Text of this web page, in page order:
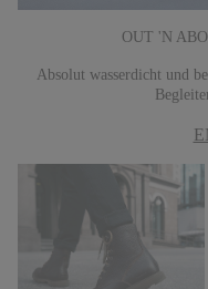
OUT 'N
Absolut wasserdicht und